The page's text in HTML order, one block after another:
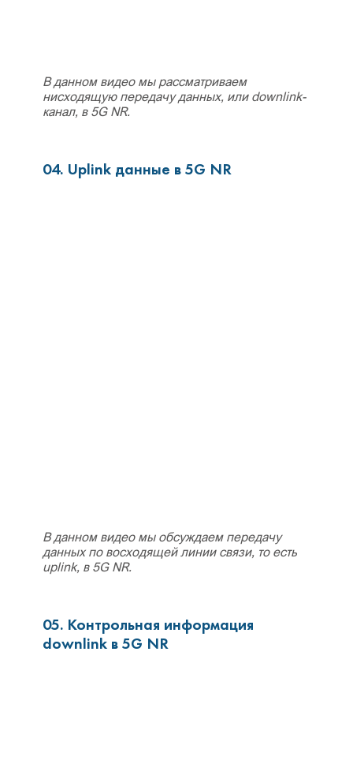
В данном видео мы рассматриваем
нисходящую передачу данных, или downlink-
канал, в 5G NR.
04. Uplink данные в 5G NR
В данном видео мы обсуждаем передачу
данных по восходящей линии связи, то есть
uplink, в 5G NR.
05. Контрольная информация
downlink в 5G NR